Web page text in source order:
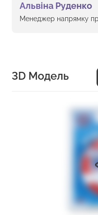
Альвіна Руденко
Менеджер напрямку
3D Модель